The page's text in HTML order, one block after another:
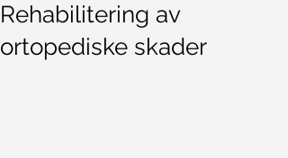
Rehabilitering av
ortopediske skader